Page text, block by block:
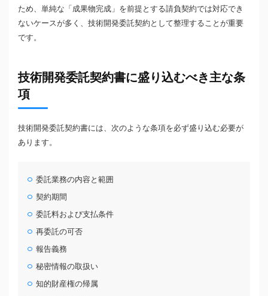
ため、単純な「成果物完成」を前提とする請負契約では対応でき
ないケースが多く、技術開発委託契約として整理することが重要
です。
技術開発委託契約書に盛り込むべき主な条
項
技術開発委託契約書には、次のような条項を必ず盛り込む必要が
あります。
委託業務の内容と範囲
契約期間
委託料および支払条件
再委託の可否
報告義務
秘密情報の取扱い
知的財産権の帰属